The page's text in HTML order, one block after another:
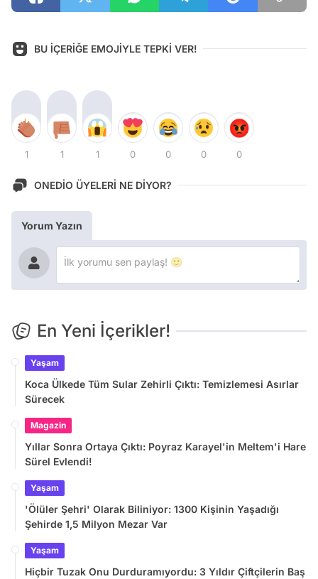
BU İÇERİĞE EMOJİYLE TEPKİ VER!
1 1 1 0 0 0 0
ONEDİO ÜYELERİ NE DİYOR?
Yorum Yazın
En Yeni İçerikler!
Yaşam
Koca Ülkede Tüm Sular Zehirli Çıktı: Temizlemesi Asırlar
Sürecek
Magazin
Yıllar Sonra Ortaya Çıktı: Poyraz Karayel'in Meltem'i Hare
Sürel Evlendi!
Yaşam
'Ölüler Şehri' Olarak Biliniyor: 1300 Kişinin Yaşadığı
Şehirde 1,5 Milyon Mezar Var
Yaşam
Hiçbir Tuzak Onu Durduramıyordu: 3 Yıldır Çiftçilerin Baş